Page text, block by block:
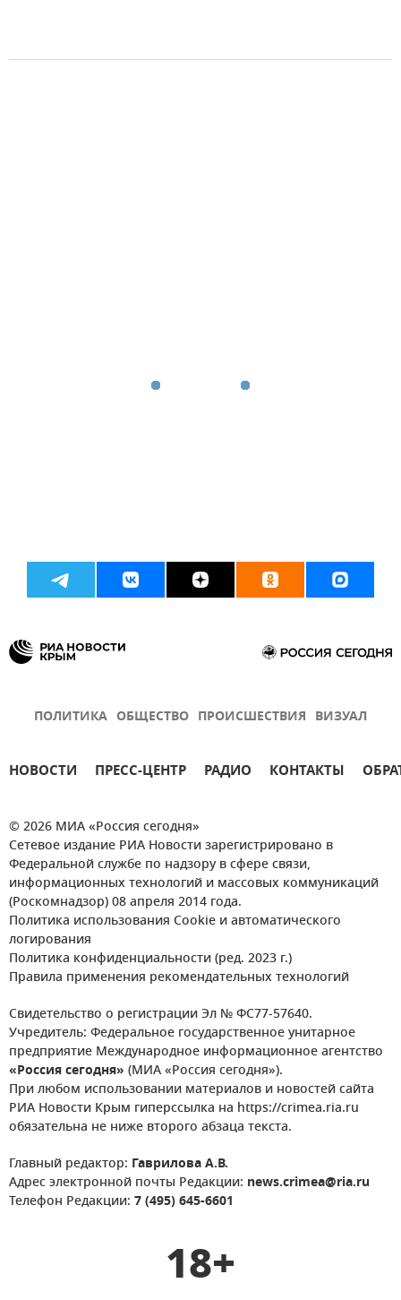
ПОЛИТИКА ОБЩЕСТВО ПРОИСШЕСТВИЯ ВИЗУАЛ
НОВОСТИ ПРЕСС-ЦЕНТР РАДИО КОНТАКТЫ
© 2026 МИА «Россия сегодня»
Сетевое издание РИА Новости зарегистрировано в
Федеральной службе по надзору в сфере связи,
информационных технологий и массовых коммуникаций
(Роскомнадзор) 08 апреля 2014 года.
Политика использования Cookie и автоматического
логирования
Политика конфиденциальности (ред. 2023 г.)
Правила применения рекомендательных технологий
Свидетельство о регистрации Эл № ФС77-57640.
Учредитель: Федеральное государственное унитарное
предприятие Международное информационное агентство
«Россия сегодня» (МИА «Россия сегодня»).
При любом использовании материалов и новостей сайта
РИА Новости Крым гиперссылка на https://crimea.ria.ru
обязательна не ниже второго абзаца текста.
Главный редактор: Гаврилова А.В.
Адрес электронной почты Редакции: news.crimea@ria.ru
Телефон Редакции: 7 (495) 645-6601
18+